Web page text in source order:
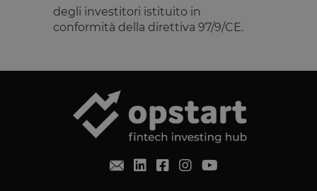
degli investitori istituito in
conformità della direttiva 97/9/CE.
rapporti
G_ENABLED_IDPS
Google LLC
.www.opstart.it
1 anno 1
mese
laravel_session
Laravel LLC
www.opstart.it
Google Privacy Policy